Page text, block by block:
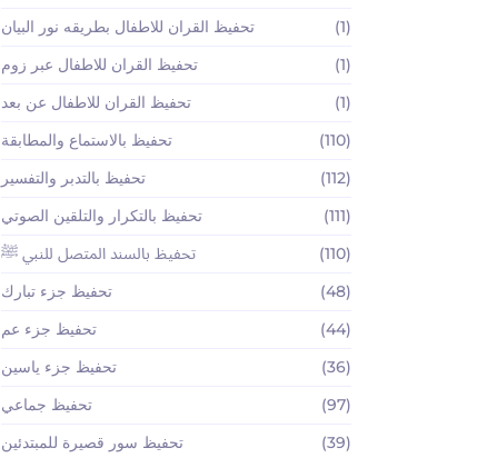
تحفيظ القران للاطفال بطريقه نور البيان
(1)
تحفيظ القران للاطفال عبر زوم
(1)
تحفيظ القران للاطفال عن بعد
(1)
تحفيظ بالاستماع والمطابقة
(110)
تحفيظ بالتدبر والتفسير
(112)
تحفيظ بالتكرار والتلقين الصوتي
(111)
تحفيظ بالسند المتصل للنبي ﷺ
(110)
تحفيظ جزء تبارك
(48)
تحفيظ جزء عم
(44)
تحفيظ جزء ياسين
(36)
تحفيظ جماعي
(97)
تحفيظ سور قصيرة للمبتدئين
(39)